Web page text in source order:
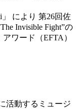
により 第26回佐
Invisible Fight”の
ワード（EFTA）
活動するミュージ